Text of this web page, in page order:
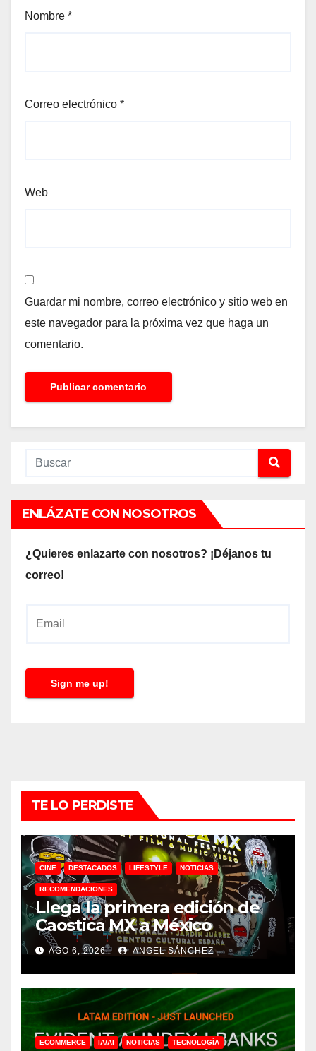
Nombre *
Correo electrónico *
Web
Guardar mi nombre, correo electrónico y sitio web en
este navegador para la próxima vez que haga un
comentario.
ENLÁZATE CON NOSOTROS
¿Quieres enlazarte con nosotros? ¡Déjanos tu
correo!
l
Sign me up!
TE LO PERDISTE
CINE DESTACADOS LIFESTYLE NOTICIAS
RECOMENDACIONES
Llega la primera edición de
Caostica MX a México
AGO 6, 2026 ANGEL SÁNCHEZ
ECOMMERCE IA/AI NOTICIAS TECNOLOGÍA